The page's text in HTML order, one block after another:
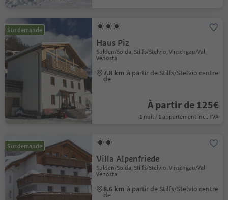
Sur demande
Haus Piz
Sulden/Solda, Stilfs/Stelvio, Vinschgau/Val
Venosta
7.8 km à partir de Stilfs/Stelvio centre
de
À partir de 125€
1 nuit / 1 appartement incl. TVA
Sur demande
Villa Alpenfriede
Sulden/Solda, Stilfs/Stelvio, Vinschgau/Val
Venosta
8.6 km à partir de Stilfs/Stelvio centre
de